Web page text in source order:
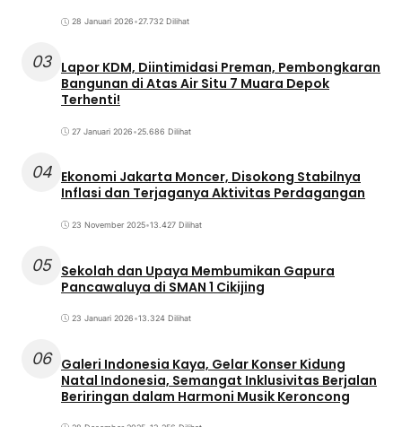
28 Januari 2026•27.732 Dilihat
03 Lapor KDM, Diintimidasi Preman, Pembongkaran
Bangunan di Atas Air Situ 7 Muara Depok
Terhenti!
27 Januari 2026•25.686 Dilihat
04 Ekonomi Jakarta Moncer, Disokong Stabilnya
Inflasi dan Terjaganya Aktivitas Perdagangan
23 November 2025•13.427 Dilihat
05 Sekolah dan Upaya Membumikan Gapura
Pancawaluya di SMAN 1 Cikijing
23 Januari 2026•13.324 Dilihat
06 Galeri Indonesia Kaya, Gelar Konser Kidung
Natal Indonesia, Semangat Inklusivitas Berjalan
Beriringan dalam Harmoni Musik Keroncong